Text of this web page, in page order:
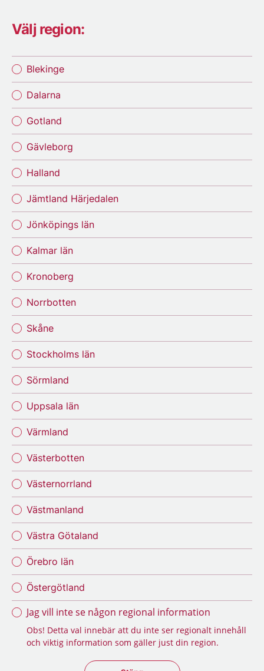
Välj region:
Blekinge
Dalarna
Gotland
Gävleborg
Halland
Jämtland Härjedalen
Jönköpings län
Kalmar län
Kronoberg
Norrbotten
Skåne
Stockholms län
Sörmland
Uppsala län
Värmland
Västerbotten
Västernorrland
Västmanland
Västra Götaland
Örebro län
Östergötland
Jag vill inte se någon regional information
Obs! Detta val innebär att du inte ser regionalt innehåll
och viktig information som gäller just din region.